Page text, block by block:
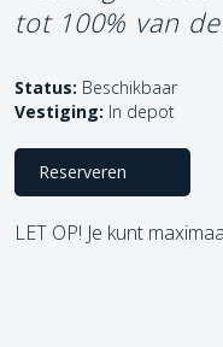
tot 100% van
Status: Beschikbaar
Vestiging: In depot
Reserveren
LET OP! Je kunt